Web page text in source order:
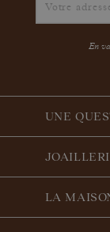
En
UNE
LA